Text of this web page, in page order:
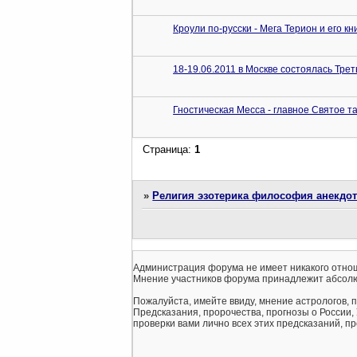
Кроули по-русски - Мега Терион и его
18-19.06.2011 в Москве состоялась
Гностическая Месса - главное Святое
Страница:1
»Религия эзотерика философия
Администрация форума не имеет никакого
Мнение участников форума принадлежит
Пожалуйста, имейте ввиду, мнение астрологов,
Предсказания, пророчества, прогнозы о
проверки вами лично всех этих предсказаний,